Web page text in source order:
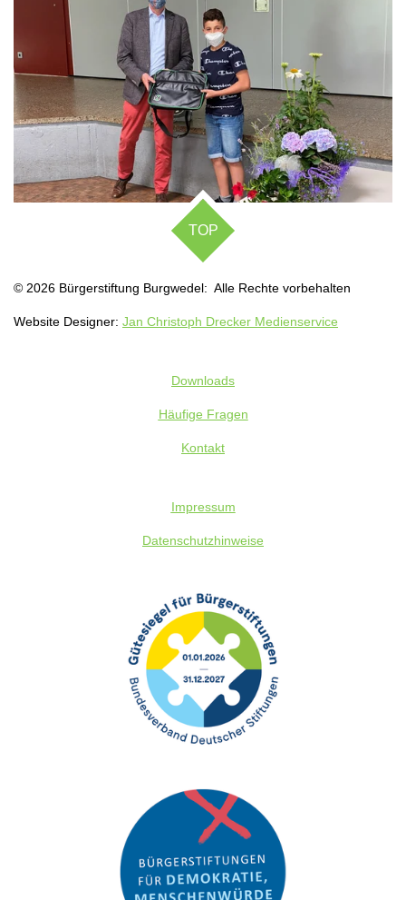
TOP
© 2026 Bürgerstiftung Burgwedel: Alle Rechte vorbehalten
Website Designer: Jan Christoph Drecker Medienservice
Downloads
Häufige Fragen
Kontakt
Impressum
Datenschutzhinweise